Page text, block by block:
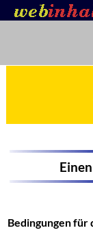
Bedingungen für